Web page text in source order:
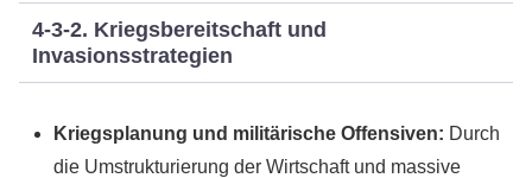
4-3-2. Kriegsbereitschaft und
Invasionsstrategien
Kriegsplanung und militärische Offensiven: Durch
die Umstrukturierung der Wirtschaft und massive